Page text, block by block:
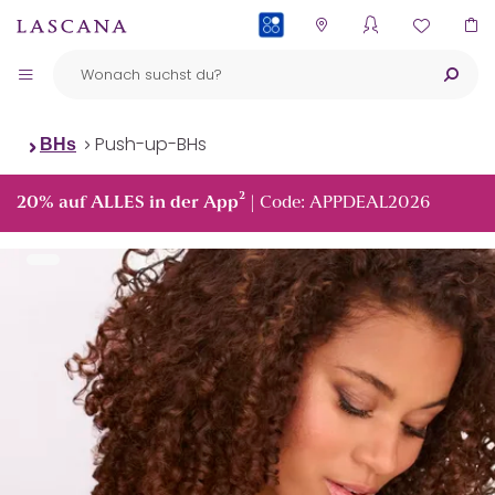
BHs Push-up-BHs
20% auf ALLES in der App² | Code: APPDEAL2026